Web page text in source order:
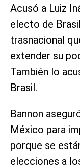
Acusó a Luiz
electo de
trasnacional
extender su
También lo
Brasil.
Bannon
México para
porque se
elecciones a